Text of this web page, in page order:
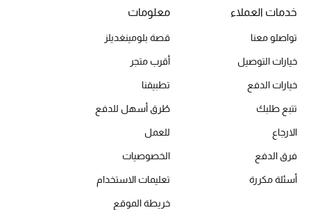
جميع مستحضرات الجمال
الجديد في عالم الجمال
الأكثر مبيعاً
خدمات العملاء
تواصلو معنا
خيارات التوصيل
خيارات الدفع
تتبع طلبك
الارجاع
فرق الدفع
أسئلة مكررة
معلومات
قصة بلومينغديلز
أقرب متجر
تطبيقنا
طُرق أسهل للدفع
للعمل
الخصوصيات
تعليمات الاستخدام
خريطة الموقع